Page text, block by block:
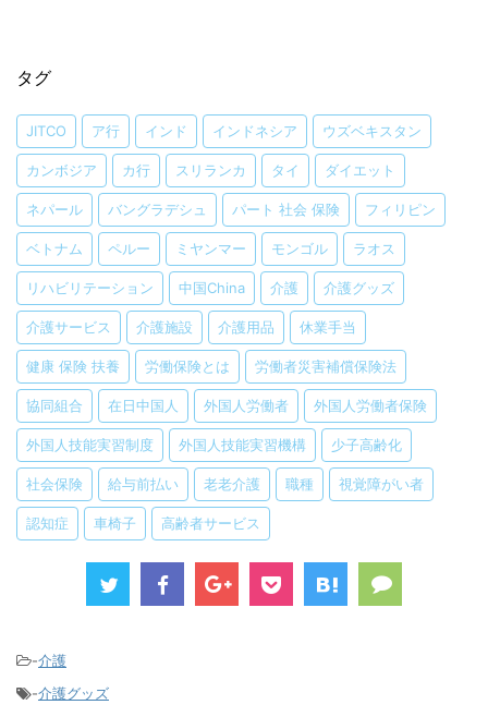
タグ
JITCO ア行 インド インドネシア ウズベキスタン
カンボジア カ行 スリランカ タイ ダイエット
ネパール バングラデシュ パート 社会 保険 フィリピン
ベトナム ペルー ミヤンマー モンゴル ラオス
リハビリテーション 中国China 介護 介護グッズ
介護サービス 介護施設 介護用品 休業手当
健康 保険 扶養 労働保険とは 労働者災害補償保険法
協同組合 在日中国人 外国人労働者 外国人労働者保険
外国人技能実習制度 外国人技能実習機構 少子高齢化
社会保険 給与前払い 老老介護 職種 視覚障がい者
認知症 車椅子 高齢者サービス
-介護
-介護グッズ